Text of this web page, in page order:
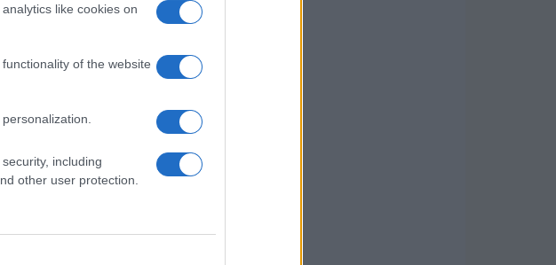
like cookies on
of the website
including
other user protection.
avanzan
ya que nos
hacia
para